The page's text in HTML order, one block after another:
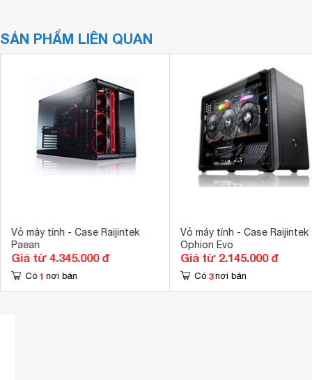
SẢN PHẨM LIÊN QUAN
Vỏ máy tính - Case Raijintek
Paean
Giá từ 4.345.000 đ
Có 1 nơi bán
Vỏ máy tính - Case Raijintek
Ophion Evo
Giá từ 2.145.000 đ
Có 3 nơi bán